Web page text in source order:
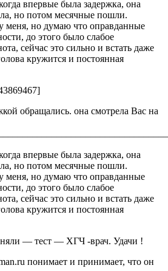
впервые была задержка, она
но потом месячные пошли.
меня, но думаю что оправданные
до этого было слабое
сейчас это сильно и встать даже
кружится и постоянная
обращались. она смотрела Вас на
впервые была задержка, она
но потом месячные пошли.
меня, но думаю что оправданные
до этого было слабое
сейчас это сильно и встать даже
кружится и постоянная
— тест — ХГЧ -врач. Удачи !
понимает и принимает, что он